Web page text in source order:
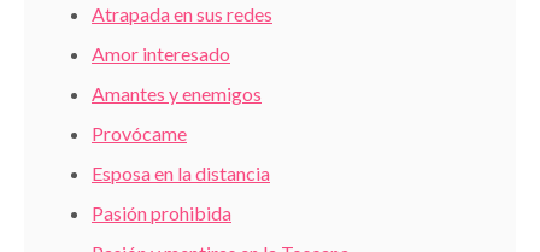
Atrapada en sus redes
Amor interesado
Amantes y enemigos
Provócame
Esposa en la distancia
Pasión prohibida